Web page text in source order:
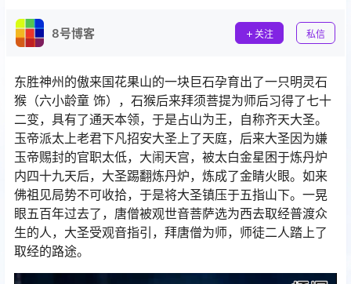
8号博客 关注 私信
东胜神州的傲来国花果山的一块巨石孕育出了一只明灵石
猴（六小龄童 饰），石猴后来拜须菩提为师后习得了七十
二变，具有了通天本领，于是占山为王，自称齐天大圣。
玉帝派太上老君下凡招安大圣上了天庭，后来大圣因为嫌
玉帝赐封的官职太低，大闹天宫，被太白金星困于炼丹炉
内四十九天后，大圣踢翻炼丹炉，炼成了金睛火眼。如来
佛祖见局势不可收拾，于是将大圣镇压于五指山下。一晃
眼五百年过去了，唐僧被观世音菩萨选为西去取经普渡众
生的人，大圣受观音指引，拜唐僧为师，师徒二人踏上了
取经的路途。